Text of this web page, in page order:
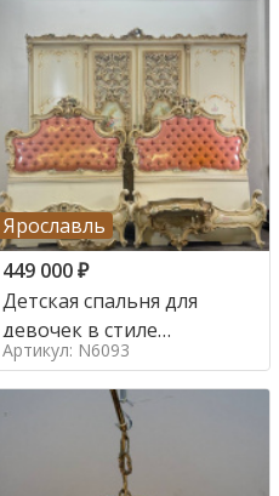
Ярославль
449 000₽
Детская спальня для
девочек в стиле
итальянского барокко в
стиле
Артикул: N6093